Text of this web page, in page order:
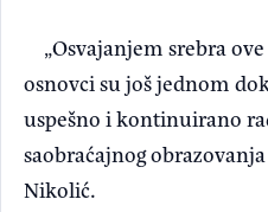
„Osvajanjem srebra
osnovci su još jednom
uspešno i kontinuirano
saobraćajnog
Nikolić.